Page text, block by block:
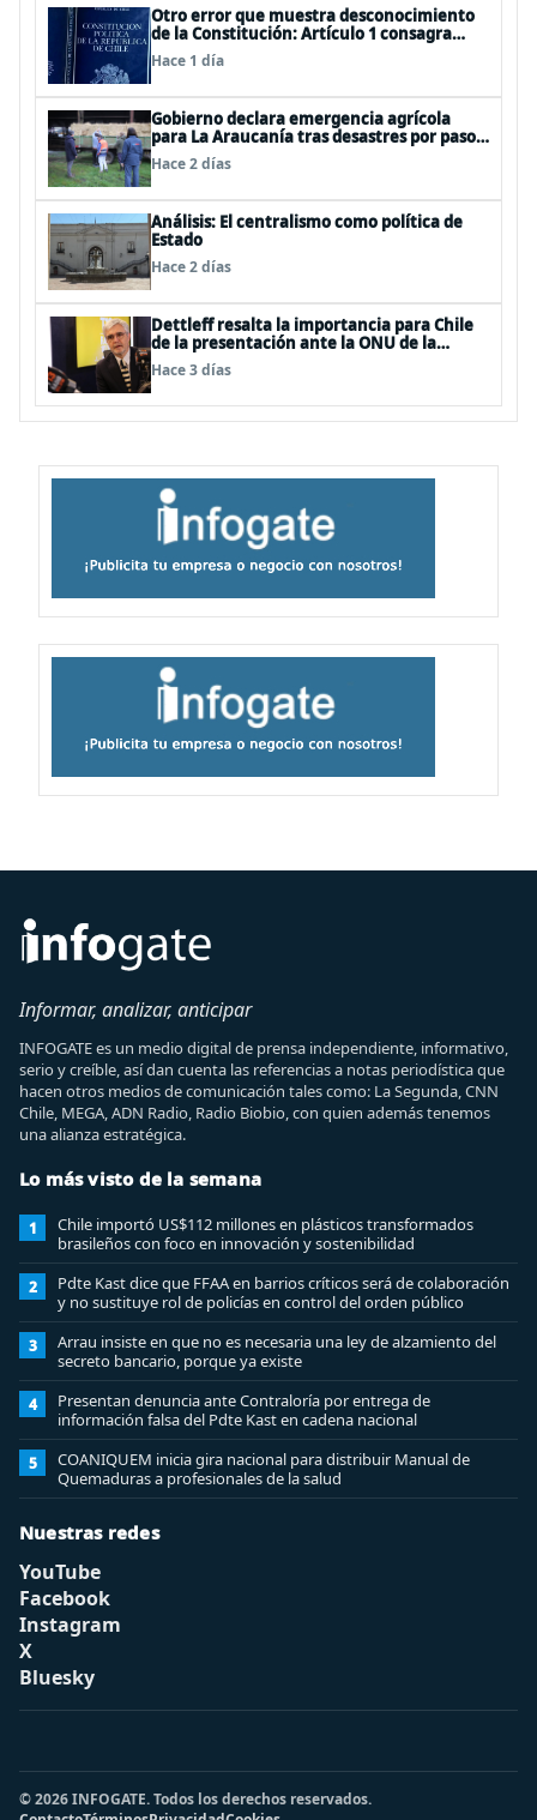
Otro error que muestra desconocimiento
de la Constitución: Artículo 1 consagra
resguardar la seguridad nacional y
proteger a los ciudadanos
Hace 1 día
Gobierno declara emergencia agrícola
para La Araucanía tras desastres por pasos
de sistemas frontales
Hace 2 días
Análisis: El centralismo como política de
Estado
Hace 2 días
Dettleff resalta la importancia para Chile
de la presentación ante la ONU de la
Plataforma Continental Extendida del
Archipiélago Juan Fernández
Hace 3 días
Informar, analizar, anticipar
INFOGATE es un medio digital de prensa independiente, informativo,
serio y creíble, así dan cuenta las referencias a notas periodística que
hacen otros medios de comunicación tales como: La Segunda, CNN
Chile, MEGA, ADN Radio, Radio Biobio, con quien además tenemos
una alianza estratégica.
Lo más visto de la semana
1
Chile importó US$112 millones en plásticos transformados
brasileños con foco en innovación y sostenibilidad
2
Pdte Kast dice que FFAA en barrios críticos será de colaboración
y no sustituye rol de policías en control del orden público
3
Arrau insiste en que no es necesaria una ley de alzamiento del
secreto bancario, porque ya existe
4
Presentan denuncia ante Contraloría por entrega de
información falsa del Pdte Kast en cadena nacional
5
COANIQUEM inicia gira nacional para distribuir Manual de
Quemaduras a profesionales de la salud
Nuestras redes
YouTube
Facebook
Instagram
X
Bluesky
© 2026 INFOGATE. Todos los derechos reservados.